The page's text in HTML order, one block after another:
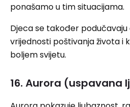
ponašamo u tim situacijama.
Djeca se također podučavaju
vrijednosti poštivanja života i
boljem svijetu.
16. Aurora (uspavana